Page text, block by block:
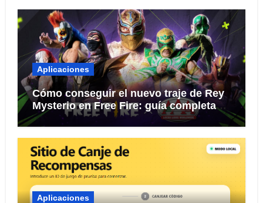
Aplicaciones
Cómo conseguir el nuevo traje de Rey
Mysterio en Free Fire: guía completa
del evento 2026
Aplicaciones